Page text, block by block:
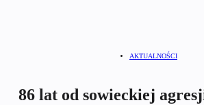
AKTUALNOŚCI
86 lat od sowieckiej